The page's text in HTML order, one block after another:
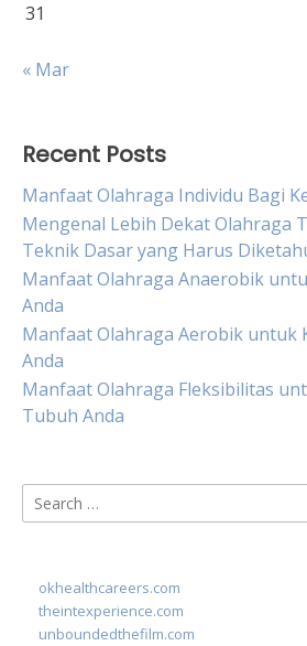
31
« Mar
Recent Posts
Manfaat Olahraga Individu Bagi
Mengenal Lebih Dekat Olahraga
Teknik Dasar yang Harus
Manfaat Olahraga Anaerobik
Anda
Manfaat Olahraga Aerobik untuk
Anda
Manfaat Olahraga Fleksibilitas
Tubuh Anda
Search
for:
okhealthcareers.com
theintexperience.com
unboundedthefilm.com